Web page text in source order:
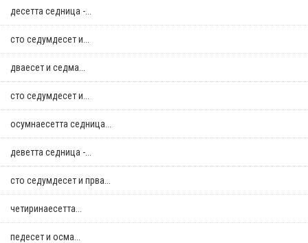
десетта седница -...
сто седумдесет и...
дваесет и седма...
сто седумдесет и...
осумнaесетта седница...
деветта седница -...
сто седумдесет и прва...
четиринаесетта...
педесет и осма...